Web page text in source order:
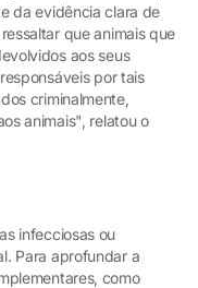
da evidência clara de
que animais que
aos seus
por tais
criminalmente,
animais", relatou o
infecciosas ou
Para aprofundar a
como